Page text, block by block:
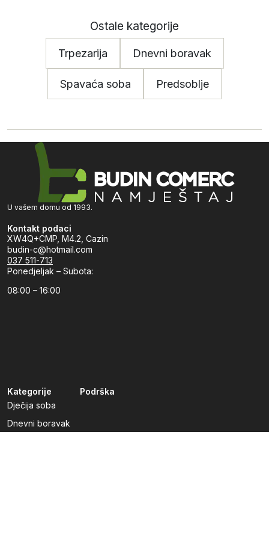
Ostale kategorije
Trpezarija Dnevni boravak
Spavaća soba Predsoblje
U vašem domu od 1993.
Kontakt podaci
XW4Q+CMP, M4.2, Cazin
budin-c@hotmail.com
037 511-713
Ponedjeljak – Subota:
08:00 – 16:00
Kategorije
Dječija soba
Dnevni boravak
Podrška